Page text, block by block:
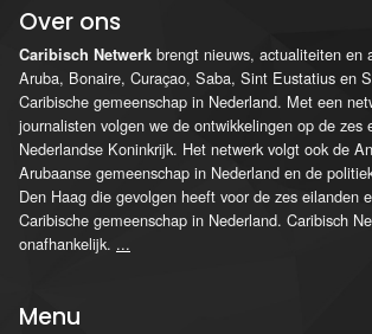
Over ons
Caribisch Netwerk brengt nieuws, actualiteiten en
Aruba, Bonaire, Curaçao, Saba, Sint Eustatius en
Caribische gemeenschap in Nederland. Met een
journalisten volgen we de ontwikkelingen op de zes
Nederlandse Koninkrijk. Het netwerk volgt ook de
Arubaanse gemeenschap in Nederland en de
Den Haag die gevolgen heeft voor de zes eilanden
Caribische gemeenschap in Nederland. Caribisch
onafhankelijk. ...
Menu